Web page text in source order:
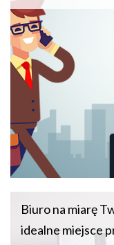
Biuro na miarę
idealne miejsce